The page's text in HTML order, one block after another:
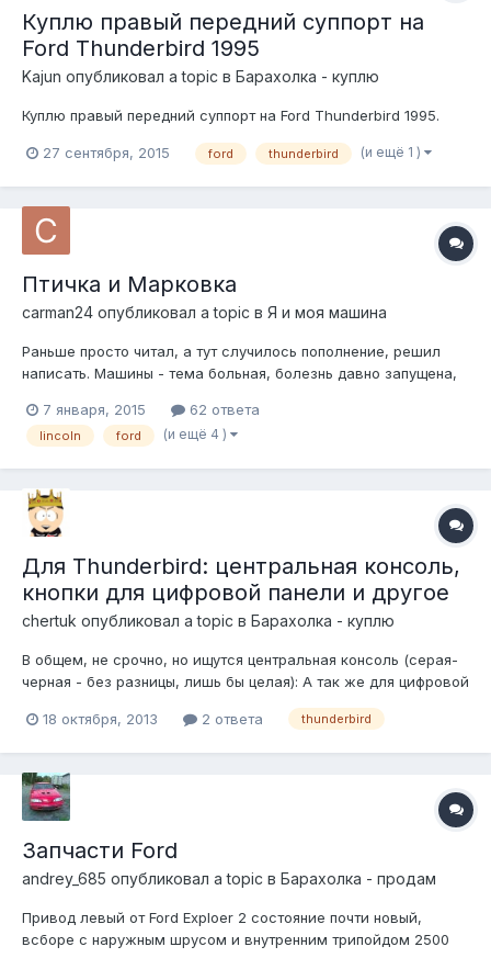
Куплю правый передний суппорт на
Ford Thunderbird 1995
Kajun опубликовал a topic в Барахолка - куплю
Куплю правый передний суппорт на Ford Thunderbird 1995.
27 сентября, 2015 ford thunderbird (и ещё 1 )
Птичка и Марковка
carman24 опубликовал a topic в Я и моя машина
Раньше просто читал, а тут случилось пополнение, решил
написать. Машины - тема больная, болезнь давно запущена,
классическая - железный занавес рухнул не вовремя, как
раз в пубертатный период, изобилие кино- и
7 января, 2015 62 ответа
lincoln ford (и ещё 4 )
Для Thunderbird: центральная консоль,
кнопки для цифровой панели и другое
chertuk опубликовал a topic в Барахолка - куплю
В общем, не срочно, но ищутся центральная консоль (серая-
черная - без разницы, лишь бы целая): А так же для цифровой
приборки: кнопки управления (что справа для переключения
режимов и т.д.), датчик температуры под нее и датчик в
18 октября, 2013 2 ответа thunderbird
Запчасти Ford
andrey_685 опубликовал a topic в Барахолка - продам
Привод левый от Ford Exploer 2 состояние почти новый,
всборе с наружным шрусом и внутренним трипойдом 2500